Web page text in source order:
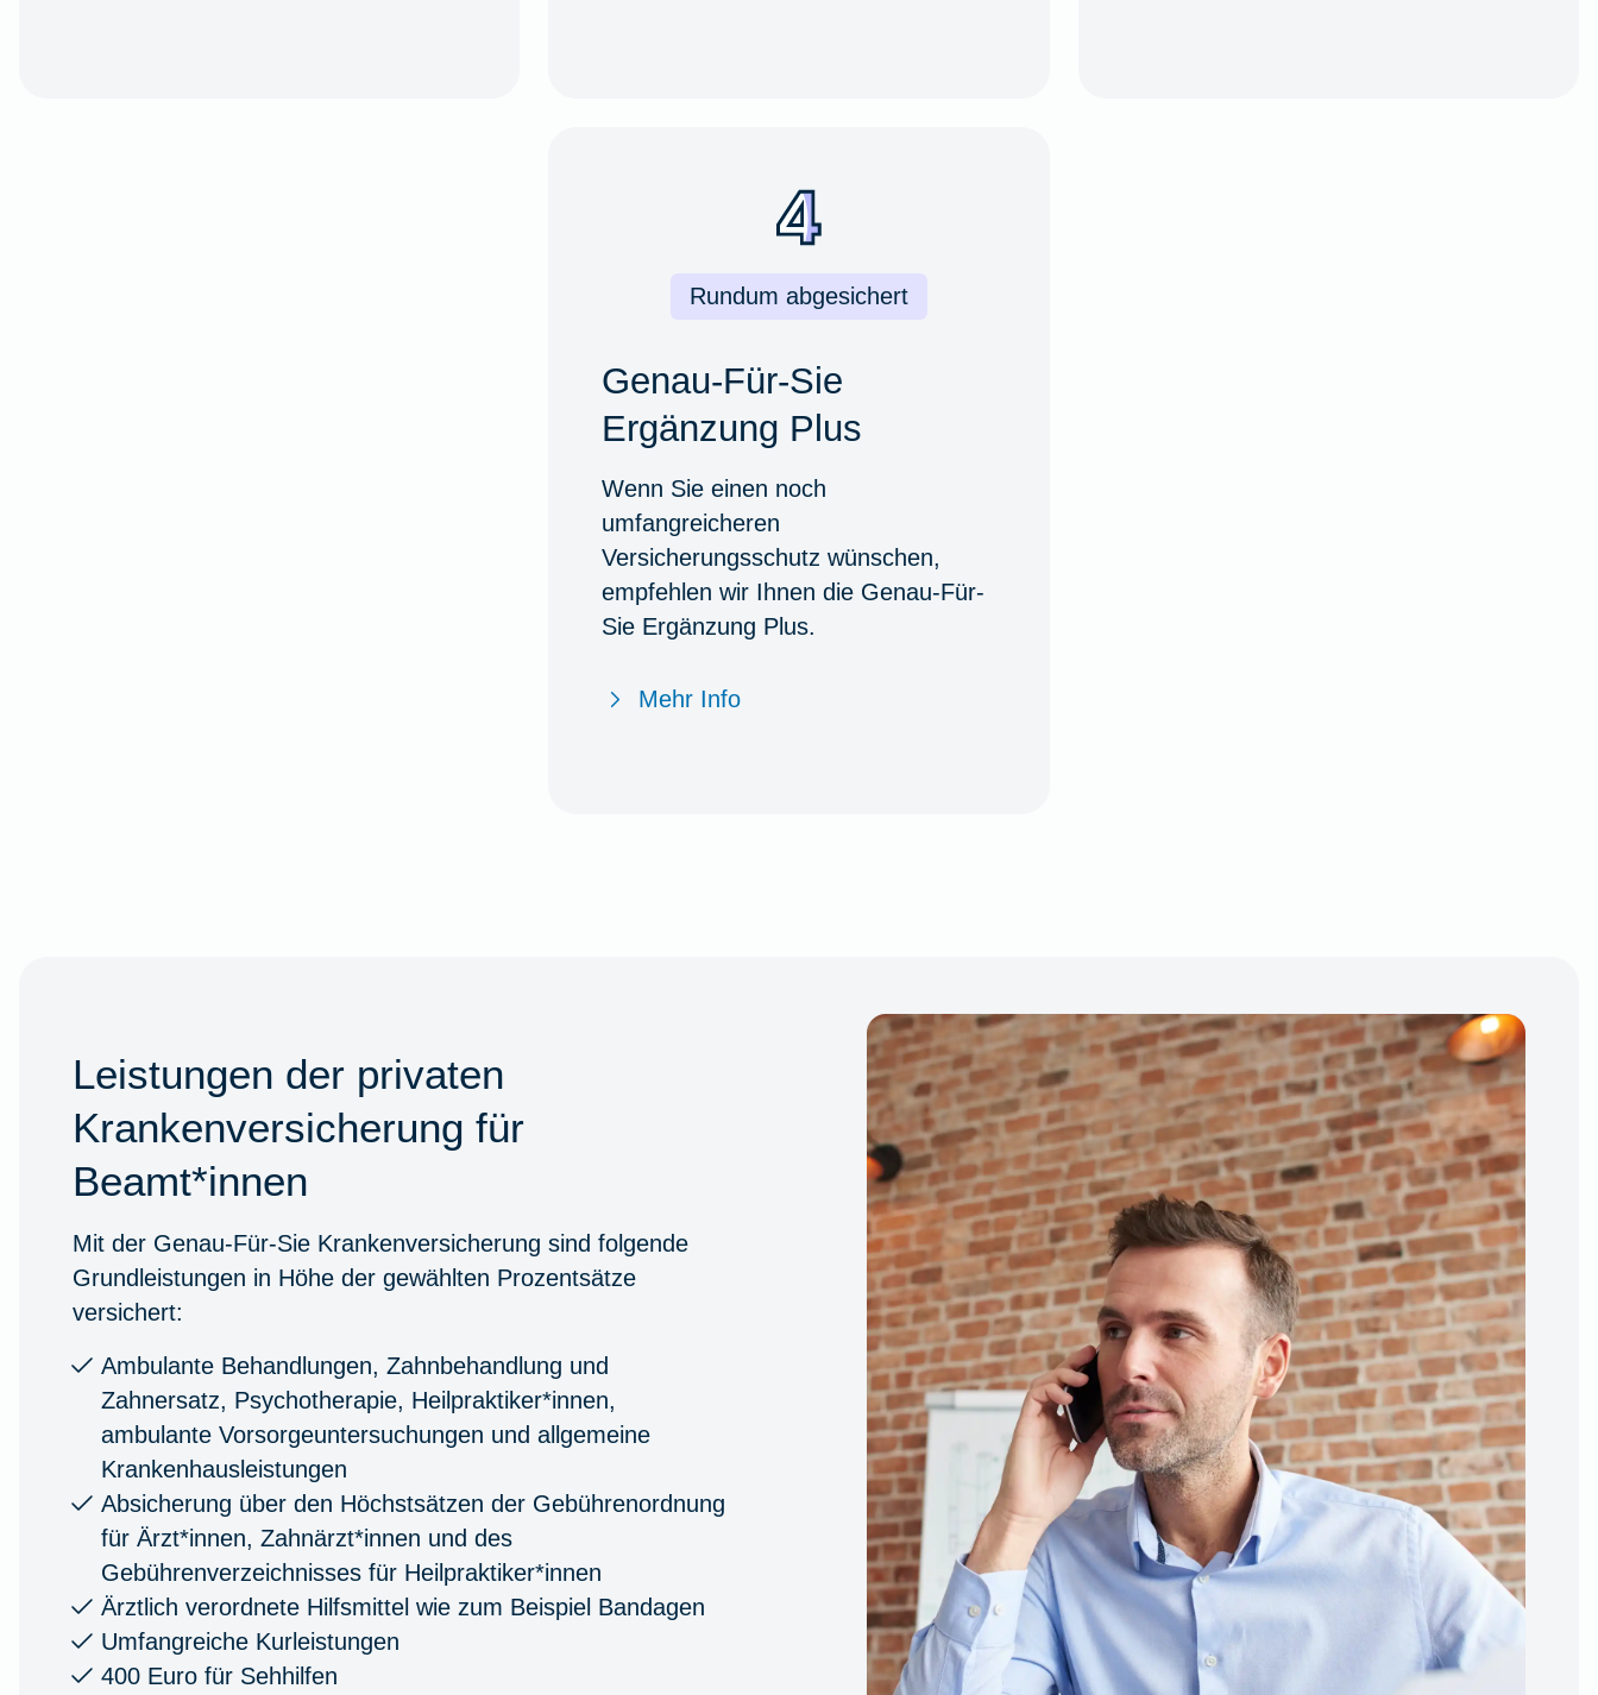
Rundum abgesichert
Genau-Für-Sie
Ergänzung Plus
Wenn Sie einen noch
umfangreicheren
Versicherungsschutz wünschen,
empfehlen wir Ihnen die Genau-Für-
Sie Ergänzung Plus.
Mehr Info
Leistungen der privaten
Krankenversicherung für
Beamt*innen
Mit der Genau-Für-Sie Krankenversicherung sind folgende
Grundleistungen in Höhe der gewählten Prozentsätze
versichert:
Ambulante Behandlungen, Zahnbehandlung und
Zahnersatz, Psychotherapie, Heilpraktiker*innen,
ambulante Vorsorgeuntersuchungen und allgemeine
Krankenhausleistungen
Absicherung über den Höchstsätzen der Gebührenordnung
für Ärzt*innen, Zahnärzt*innen und des
Gebührenverzeichnisses für Heilpraktiker*innen
Ärztlich verordnete Hilfsmittel wie zum Beispiel Bandagen
Umfangreiche Kurleistungen
400 Euro für Sehhilfen